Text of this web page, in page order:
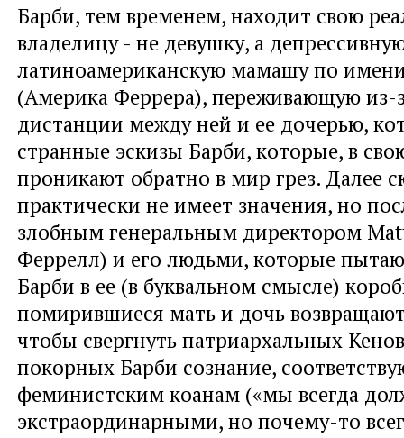
Барби, тем временем, находит свою
владелицу - не девушку, а
латиноамериканскую мамашу по
(Америка Феррера), переживающую из-
дистанции между ней и ее дочерью,
странные эскизы Барби, которые, в
проникают обратно в мир грез. Далее
практически не имеет значения, но
злобным генеральным директором
Феррелл) и его людьми, которые
Барби в ее (в буквальном смысле)
помирившиеся мать и дочь
чтобы свергнуть патриархальных
покорных Барби сознание,
феминистским коанам («мы всегда
экстраординарными, но почему-то